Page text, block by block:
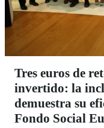
Tres euros de
invertido: la
demuestra su
Fondo Social